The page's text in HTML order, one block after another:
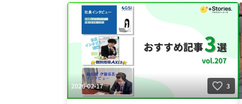
#福島県
2026-02-17 3